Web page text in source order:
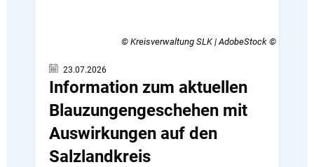
© Kreisverwaltung SLK | AdobeStock
23.07.2026
Information zum aktuellen
Blauzungengeschehen mit
Auswirkungen auf den
Salzlandkreis